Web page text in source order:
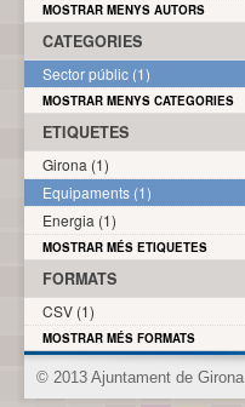
MOSTRAR MENYS AUTORS
CATEGORIES
Sector públic (1)
MOSTRAR MENYS CATEGORIES
ETIQUETES
Girona (1)
Equipaments (1)
Energia (1)
MOSTRAR MÉS ETIQUETES
FORMATS
CSV (1)
MOSTRAR MÉS FORMATS
© 2013 Ajuntament de Girona